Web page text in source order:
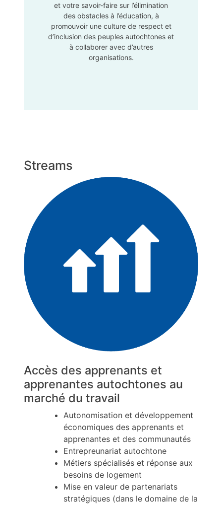
et votre savoir-faire sur l’élimination
des obstacles à l’éducation, à
promouvoir une culture de respect et
d’inclusion des peuples autochtones et
à collaborer avec d’autres
organisations.
Streams
Accès des apprenants et
apprenantes autochtones au
marché du travail
Autonomisation et développement
économiques des apprenants et
apprenantes et des communautés
Entrepreunariat autochtone
Métiers spécialisés et réponse aux
besoins de logement
Mise en valeur de partenariats
stratégiques (dans le domaine de la